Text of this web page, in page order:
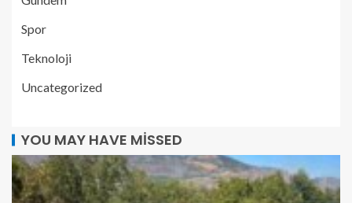
Spor
Teknoloji
Uncategorized
YOU MAY HAVE MISSED